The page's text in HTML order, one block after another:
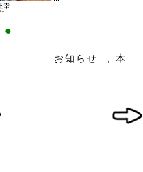
●
お知らせ 本